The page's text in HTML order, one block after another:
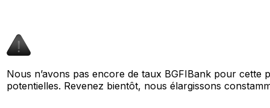
Nous n’avons pas encore de taux BGFIBank pour
potentielles. Revenez bientôt, nous élargissons